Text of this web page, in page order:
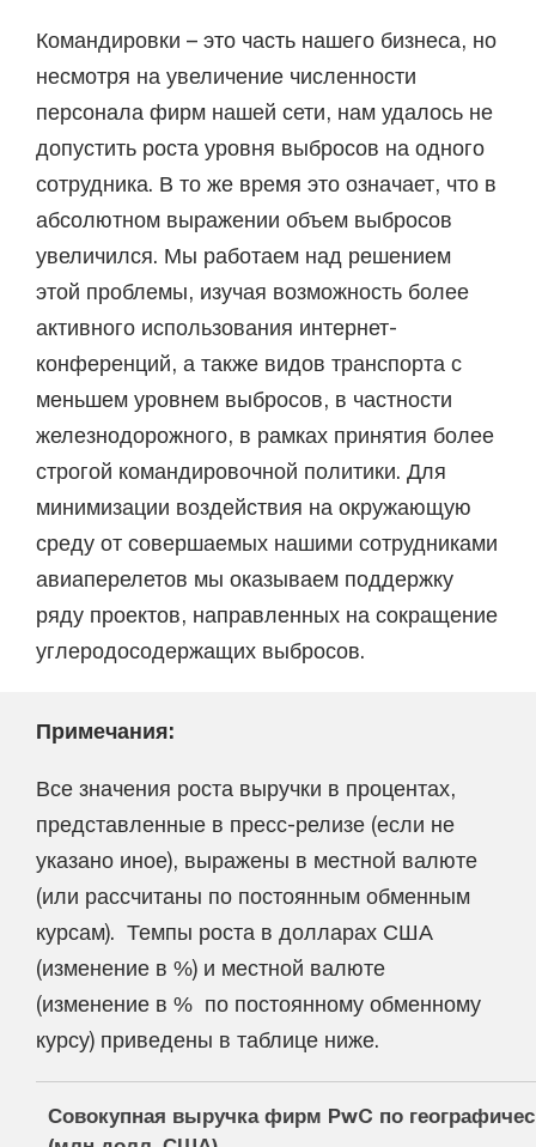
Командировки – это часть нашего бизнеса, но
несмотря на увеличение численности
персонала фирм нашей сети, нам удалось не
допустить роста уровня выбросов на одного
сотрудника. В то же время это означает, что в
абсолютном выражении объем выбросов
увеличился. Мы работаем над решением
этой проблемы, изучая возможность более
активного использования интернет-
конференций, а также видов транспорта с
меньшем уровнем выбросов, в частности
железнодорожного, в рамках принятия более
строгой командировочной политики. Для
минимизации воздействия на окружающую
среду от совершаемых нашими сотрудниками
авиаперелетов мы оказываем поддержку
ряду проектов, направленных на сокращение
углеродосодержащих выбросов.
Примечания:
Все значения роста выручки в процентах,
представленные в пресс-релизе (если не
указано иное), выражены в местной валюте
(или рассчитаны по постоянным обменным
курсам). Темпы роста в долларах США
(изменение в %) и местной валюте
(изменение в % по постоянному обменному
курсу) приведены в таблице ниже.
Совокупная выручка фирм PwC по